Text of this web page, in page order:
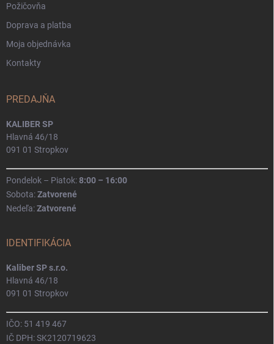
Požičovňa
Doprava a platba
Moja objednávka
Kontakty
PREDAJŇA
KALIBER SP
Hlavná 46/18
091 01 Stropkov
Pondelok – Piatok:8:00 – 16:00
Sobota:Zatvorené
Nedeľa:Zatvorené
IDENTIFIKÁCIA
Kaliber SP s.r.o.
Hlavná 46/18
091 01 Stropkov
IČO: 51 419 467
IČ DPH: SK2120719623